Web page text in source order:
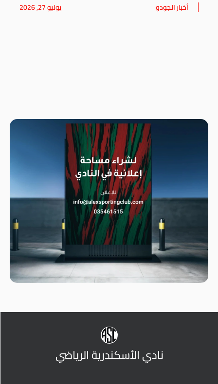
أخبار الجودو يوليو 27, 2026
نادي الأسكندرية الرياضي